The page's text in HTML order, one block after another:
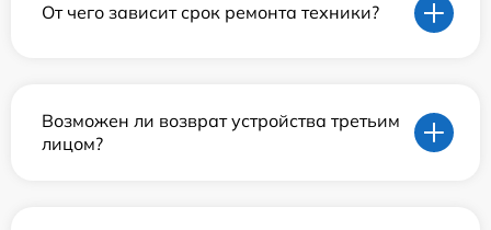
От чего зависит срок ремонта техники?
Возможен ли возврат устройства третьим
лицом?